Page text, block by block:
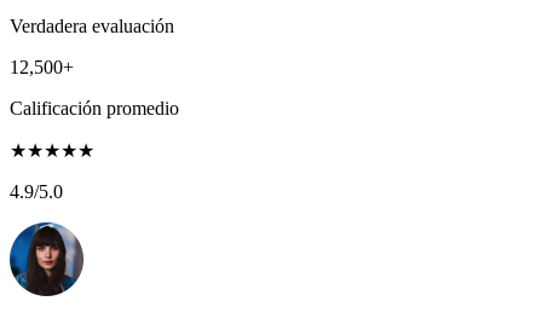
Verdadera evaluación
12,500+
Calificación promedio
★★★★★
4.9/5.0